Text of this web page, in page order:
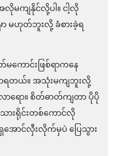
ျနိုင်လို့ပါ။ ငါ့လို
မဟုတ်ဘူးလို့ ခံစားခဲ့ရ
ကောင်းဖြစ်ရာကနေ
ရတယ်။ အသုံးမကျဘူးလို့
ရော။ စိတ်ဓာတ်ကျတာ ပိုပို
းရိုင်းတစ်ကောင်လို
ောင်လှီးလိုက်မှပဲ ပြေသွား